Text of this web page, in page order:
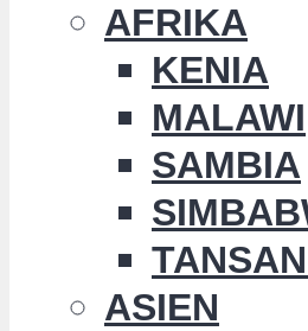
AFRIKA
KENIA
MALAWI
SAMBIA
ASIEN